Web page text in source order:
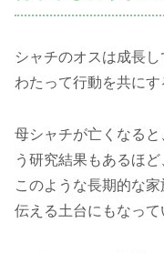
シャチのオスは成長
わたって行動を共にす
母シャチが亡くなる
う研究結果もあるほ
このような長期的な
伝える土台にもなって